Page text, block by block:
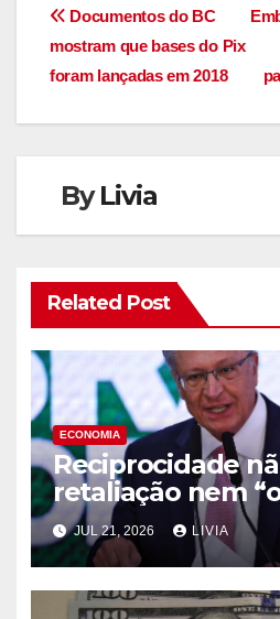
Navegação
de
Post
Documentos do BC
mostram que bases do Pix
foram lançadas em 2018
ByLivia
Related Post
ECONOMIA
Reciprocidade
retaliação nem
olho”, diz Alckmin
JUL 21, 2026 LIVIA